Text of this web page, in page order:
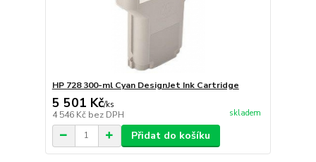
HP 728 300-ml Cyan DesignJet Ink Cartridge
5 501 Kč/ks
4 546 Kč bez DPH skladem
Přidat do košíku